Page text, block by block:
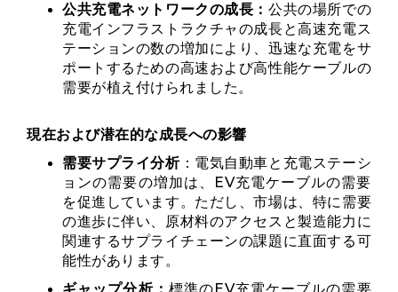
公共充電ネットワークの成長：公共の場所での
充電インフラストラクチャの成長と高速充電ス
テーションの数の増加により、迅速な充電をサ
ポートするための高速および高性能ケーブルの
需要が植え付けられました。
現在および潜在的な成長への影響
需要サプライ分析：電気自動車と充電ステーシ
ョンの需要の増加は、EV充電ケーブルの需要
を促進しています。ただし、市場は、特に需要
の進歩に伴い、原材料のアクセスと製造能力に
関連するサプライチェーンの課題に直面する可
能性があります。